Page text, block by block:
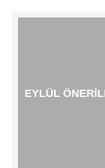
EYLÜL